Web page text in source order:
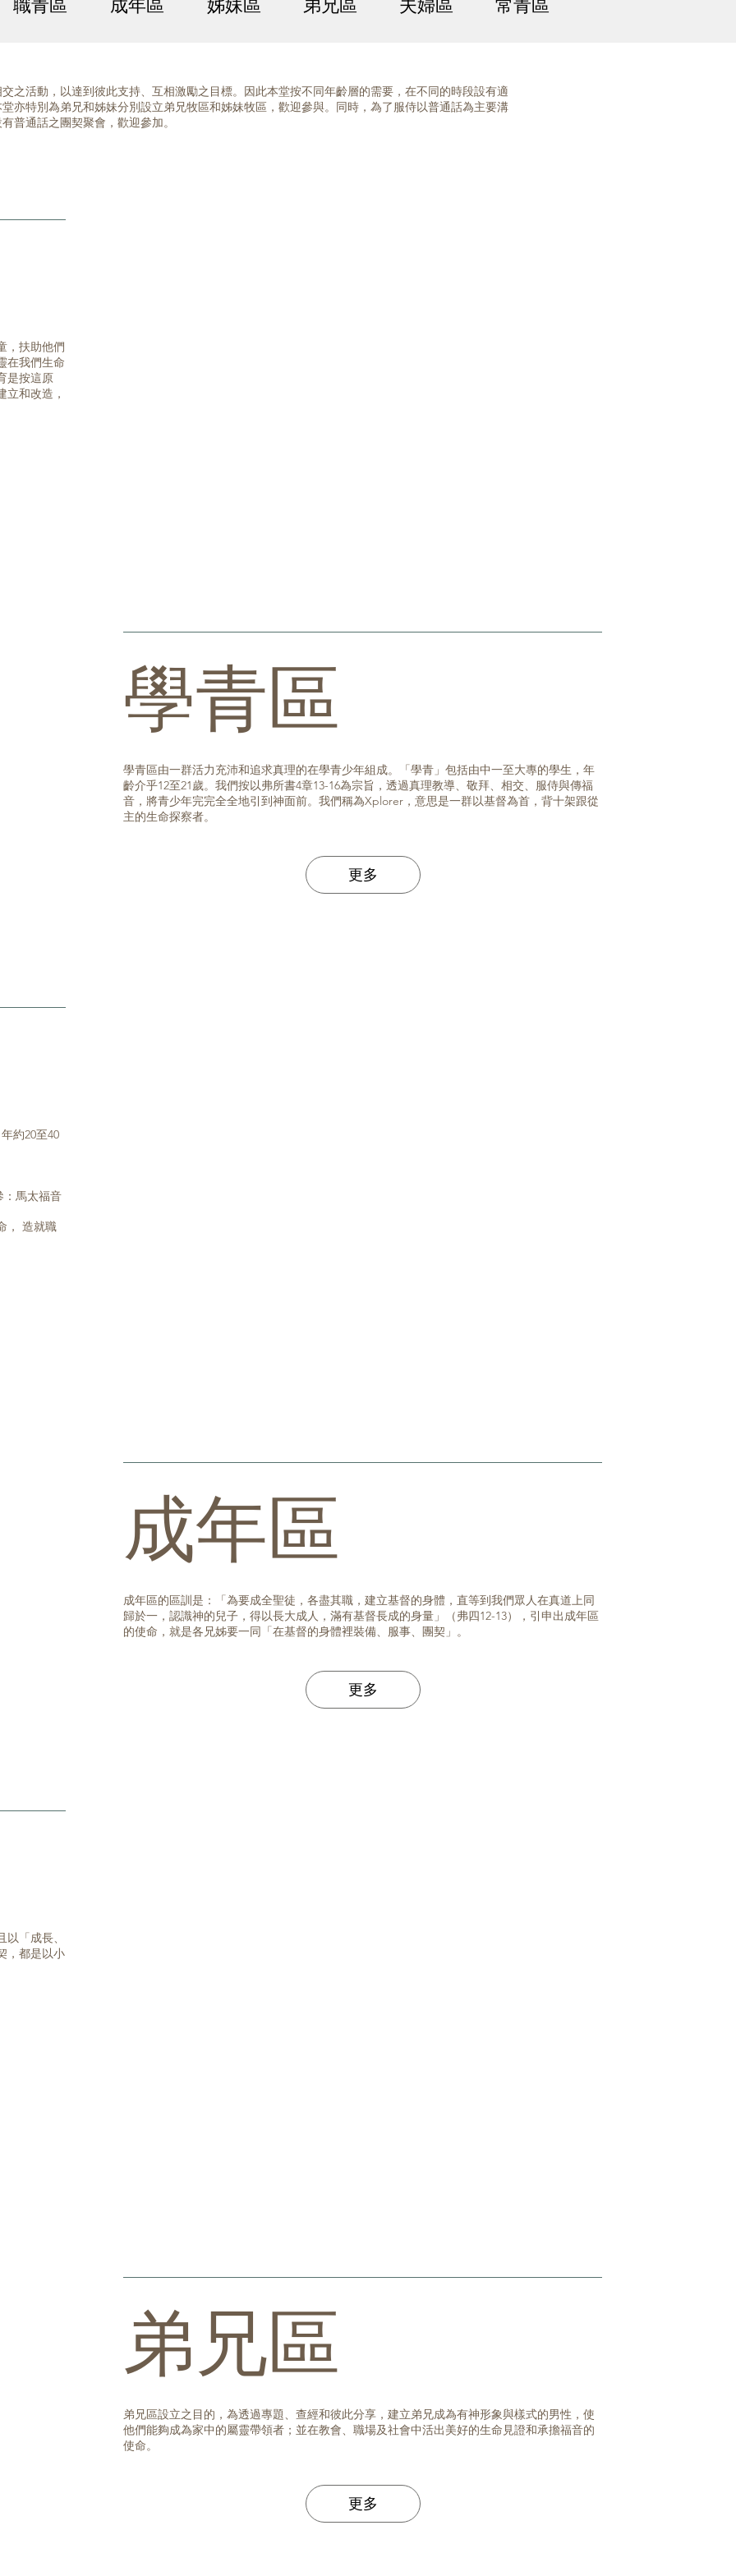
之活動，以達到彼此支持、互相激勵之目標。因此本堂按不同年齡層的需要，在不同的時段設有適
亦特別為弟兄和姊妹分別設立弟兄牧區和姊妹牧區，歡迎參與。同時，為了服侍以普通話為主要溝
普通話之團契聚會，歡迎參加。
，扶助他們
在我們生命
是按這原
和改造，
學青區由一群活力充沛和追求真理的在學青少年組成。「學青」包括由中一至大專的學生，年
齡介乎12至21歲。我們按以弗所書4章13-16為宗旨，透過真理教導、敬拜、相交、服侍與傳福
音，將青少年完完全全地引到神面前。我們稱為Xplorer，意思是一群以基督為首，背十架跟從
主的生命探察者。
學青區
更多
約20至40
：馬太福音
， 造就職
成年區的區訓是：「為要成全聖徒，各盡其職，建立基督的身體，直等到我們眾人在真道上同
歸於一，認識神的兒子，得以長大成人，滿有基督長成的身量」（弗四12-13），引申出成年區
的使命，就是各兄姊要一同「在基督的身體裡裝備、服事、團契」。
成年區
更多
「成長、
，都是以小
弟兄區設立之目的，為透過專題、查經和彼此分享，建立弟兄成為有神形象與樣式的男性，使
他們能夠成為家中的屬靈帶領者；並在教會、職場及社會中活出美好的生命見證和承擔福音的
使命。
弟兄區
更多
職青區 成年區 姊妹區 弟兄區 夫婦區 常青區